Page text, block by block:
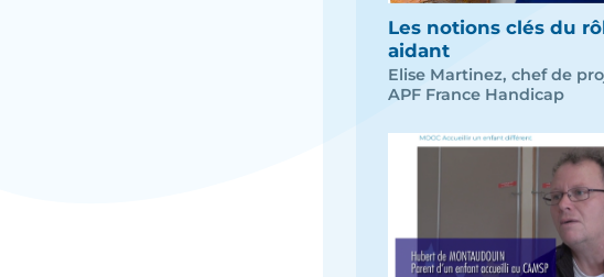
Les notions clés du
aidant
Elise Martinez, chef de
APF France Handicap